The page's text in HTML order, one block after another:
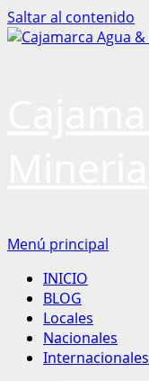
Saltar al contenido
Menú principal
INICIO
BLOG
Locales
Nacionales
Internacionales